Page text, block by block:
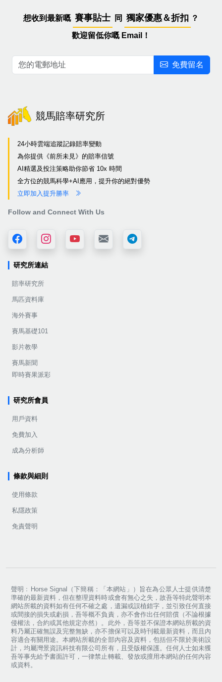
想收到最新嘅 賽事貼士 同 獨家優惠＆折扣 ？
歡迎留低你嘅 Email！
免費留名
競馬賠率研究所
24小時雲端追蹤記錄賠率變動
為你提供《前所未見》的賠率信號
AI精選及投注策略助你節省 10x 時間
全方位的競馬科學+AI應用，提升你的絕對優勢
立即加入提升勝率
Follow and Connect With Us
研究所連結
賠率研究所
馬匹資料庫
海外賽事
賽馬基礎101
影片教學
賽馬新聞
即時賽果派彩
研究所會員
用戶資料
免費加入
成為分析師
條款與細則
使用條款
私隱政策
免責聲明
聲明﹕Horse Signal（下簡稱：「本網站」）旨在為公眾人士提供清楚
準確的最新資料，但在整理資料時或會有無心之失，故吾等特此聲明本
網站所載的資料如有任何不確之處，遺漏或誤植錯字，並引致任何直接
或間接的損失或虧損，吾等概不負責，亦不會作出任何賠償（不論根據
侵權法，合約或其他規定亦然）。此外，吾等並不保證本網站所載的資
料乃屬正確無誤及完整無缺，亦不擔保可以及時刊載最新資料，而且內
容適合有關用途。本網站所載的全部內容及資料，包括但不限於美術設
計，均屬灣景資訊科技有限公司所有，且受版權保護。任何人士如未獲
吾等事先給予書面許可，一律禁止轉載、發放或擅用本網站的任何內容
或資料。